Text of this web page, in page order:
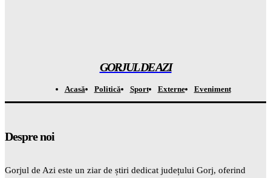
GORJUL DE AZI
Acasă Politică Sport Externe Eveniment
Despre noi
Gorjul de Azi este un ziar de știri dedicat județului Gorj, oferind